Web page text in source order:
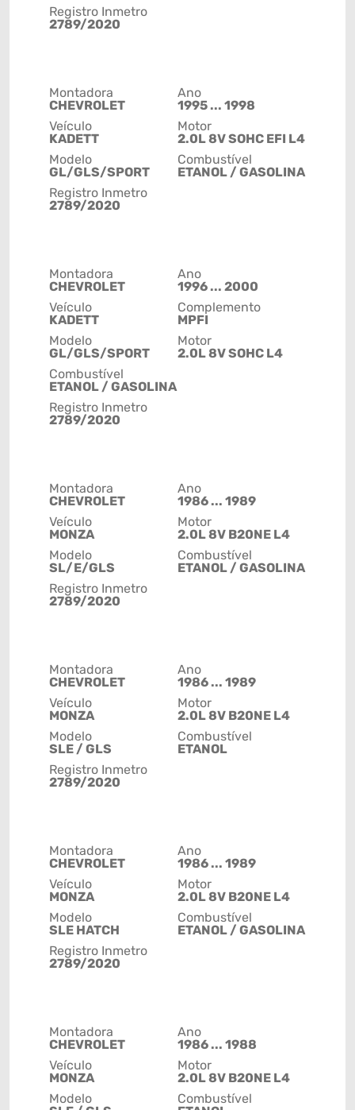
Registro Inmetro
2789/2020
Montadora
CHEVROLET
Veículo
KADETT
Modelo
GL/GLS/SPORT
Ano
1995 ... 1998
Motor
2.0L 8V SOHC EFI L4
Combustível
ETANOL / GASOLINA
Registro Inmetro
2789/2020
Montadora
CHEVROLET
Veículo
KADETT
Modelo
GL/GLS/SPORT
Ano
1996 ... 2000
Complemento
MPFI
Motor
2.0L 8V SOHC L4
Combustível
ETANOL / GASOLINA
Registro Inmetro
2789/2020
Montadora
CHEVROLET
Veículo
MONZA
Modelo
SL/E/GLS
Ano
1986 ... 1989
Motor
2.0L 8V B20NE L4
Combustível
ETANOL / GASOLINA
Registro Inmetro
2789/2020
Montadora
CHEVROLET
Veículo
MONZA
Modelo
SLE / GLS
Ano
1986 ... 1989
Motor
2.0L 8V B20NE L4
Combustível
ETANOL
Registro Inmetro
2789/2020
Montadora
CHEVROLET
Veículo
MONZA
Modelo
SLE HATCH
Ano
1986 ... 1989
Motor
2.0L 8V B20NE L4
Combustível
ETANOL / GASOLINA
Registro Inmetro
2789/2020
Montadora
CHEVROLET
Veículo
MONZA
Modelo
Ano
1986 ... 1988
Motor
2.0L 8V B20NE L4
Combustível